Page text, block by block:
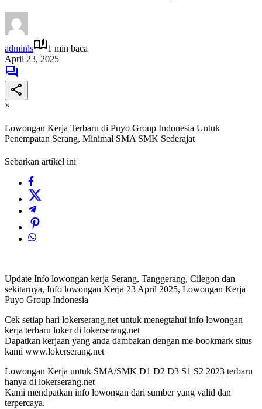
adminls
1 min baca
April 23, 2025
×
Lowongan Kerja Terbaru di Puyo Group Indonesia Untuk
Penempatan Serang, Minimal SMA SMK Sederajat
Sebarkan artikel ini
Update Info lowongan kerja Serang, Tanggerang, Cilegon dan
sekitarnya, Info lowongan Kerja 23 April 2025, Lowongan Kerja
Puyo Group Indonesia
Cek setiap hari lokerserang.net untuk menegtahui info lowongan
kerja terbaru loker di lokerserang.net
Dapatkan kerjaan yang anda dambakan dengan me-bookmark situs
kami www.lokerserang.net
Lowongan Kerja untuk SMA/SMK D1 D2 D3 S1 S2 2023 terbaru
hanya di lokerserang.net
Kami mendpatkan info lowongan dari sumber yang valid dan
terpercaya.